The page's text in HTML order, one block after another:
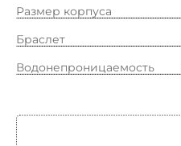
Размер корпуса
Браслет
Водонепроницаемость